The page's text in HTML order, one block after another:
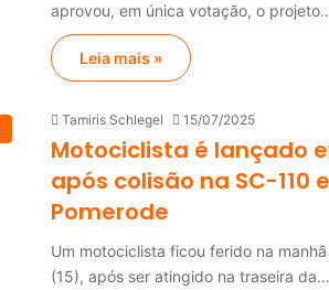
aprovou, em única votação, o
Leia mais »
Tamiris Schlegel 15/07/2025
Motociclista é lançado
após colisão na SC-110
Pomerode
Um motociclista ficou ferido na
(15), após ser atingido na traseira da…